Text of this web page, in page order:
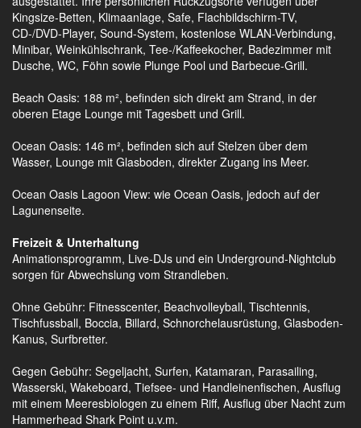
Kingsize-Betten, Klimaanlage, Safe, Flachbildschirm-TV,
CD-/DVD-Player, Sound-System, kostenlose WLAN-Verbindung,
Minibar, Weinkühlschrank, Tee-/Kaffeekocher, Badezimmer mit
Dusche, WC, Föhn sowie Plunge Pool und Barbecue-Grill.
Beach Oasis: 188 m², befinden sich direkt am Strand, in der
oberen Etage Lounge mit Tagesbett und Grill.
Ocean Oasis: 146 m², befinden sich auf Stelzen über dem
Wasser, Lounge mit Glasboden, direkter Zugang ins Meer.
Ocean Oasis Lagoon View: wie Ocean Oasis, jedoch auf der
Lagunenseite.
Freizeit & Unterhaltung
Animationsprogramm, Live-DJs und ein Underground-Nightclub
sorgen für Abwechslung vom Strandleben.
Ohne Gebühr: Fitnesscenter, Beachvolleyball, Tischtennis,
Tischfussball, Boccia, Billard, Schnorchelausrüstung, Glasboden-
Kanus, Surfbretter.
Gegen Gebühr: Segeljacht, Surfen, Katamaran, Parasailing,
Wasserski, Wakeboard, Tiefsee- und Handleinenfischen, Ausflug
mit einem Meeresbiologen zu einem Riff, Ausflug über Nacht zum
Hammerhead Shark Point u.v.m.